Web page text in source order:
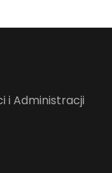
i Administracji